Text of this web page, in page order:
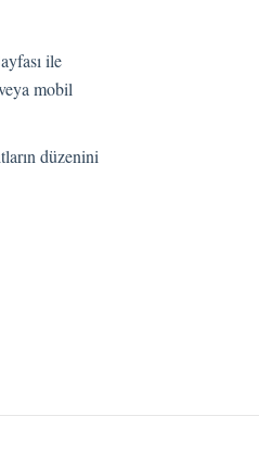
ile
mobil
düzenini